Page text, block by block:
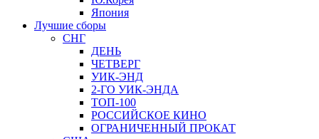
Япония
Лучшие сборы
СНГ
ДЕНЬ
ЧЕТВЕРГ
УИК-ЭНД
2-ГО УИК-ЭНДА
ТОП-100
РОССИЙСКОЕ КИНО
ОГРАНИЧЕННЫЙ ПРОКАТ